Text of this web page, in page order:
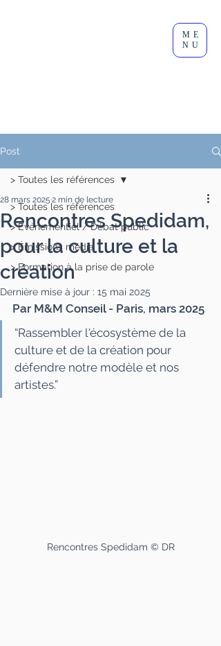
ME
NU
Post
> Toutes les références
> Événementiel / Débat public
> Émissions média
> Formation à la prise de parole
> Toutes les références
Rencontres Spedidam,
pour la culture et la
création
28 mars 2025 2 min de lecture
Dernière mise à jour : 15 mai 2025
Par M&M Conseil - Paris, mars 2025
“Rassembler l'écosystème de la
culture et de la création pour
défendre notre modèle et nos
artistes.”
Rencontres Spedidam © DR